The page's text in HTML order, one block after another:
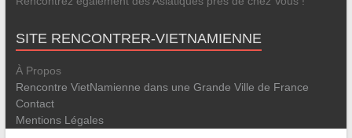
SITE RENCONTRER-VIETNAMIENNE
À Propos
Rencontre VietNamienne dans une Grande Ville de France
Contact
Mentions Légales